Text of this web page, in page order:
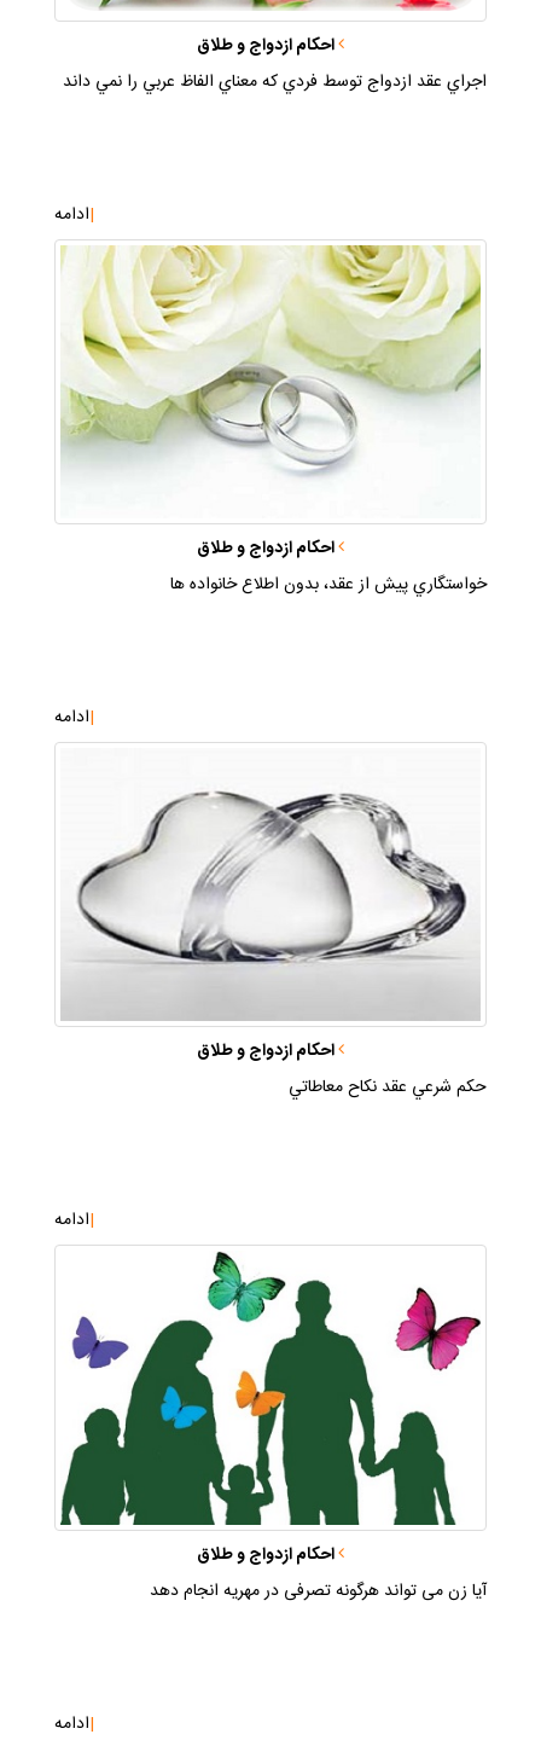
احكام ازدواج و طلاق
اجراي عقد ازدواج توسط فردي كه معناي الفاظ عربي را نمي داند
|ادامه
احكام ازدواج و طلاق
خواستگاري پيش از عقد، بدون اطلاع خانواده ها
|ادامه
احكام ازدواج و طلاق
حكم شرعي عقد نكاح معاطاتي
|ادامه
احكام ازدواج و طلاق
آيا زن مى‏ تواند هرگونه تصرفى در مهريه انجام دهد
|ادامه